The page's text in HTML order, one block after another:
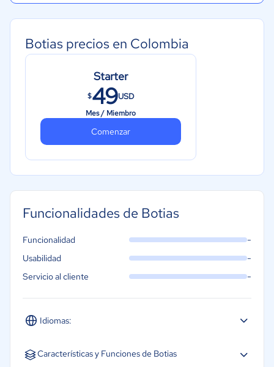
Botias precios en Colombia
Starter
$49USD
Mes / Miembro
Comenzar
Funcionalidades de Botias
Idiomas:
Español Inglés Portugués
Funcionalidad -
Usabilidad -
Servicio al cliente -
Características y Funciones de Botias